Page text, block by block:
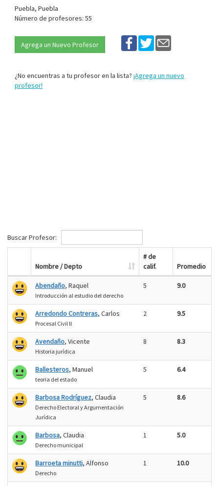
Puebla, Puebla
Número de profesores: 55
Agrega un Nuevo Profesor
¿No encuentras a tu profesor en la lista? ¡Agrega un nuevo
profesor!
Buscar Profesor:
Nombre / Depto
# de
calif.
Promedio
Abendaño, Raquel
Introducción al estudio del derecho
5 9.0
Arredondo Contreras, Carlos
Procesal Civil ll
2 9.5
Avendaño, Vicente
Historia jurídica
8 8.3
Ballesteros, Manuel
teoria del estado
5 6.4
Barbosa Rodríguez, Claudia
Derecho Electoral y Argumentación
Jurídica
5 8.6
Barbosa, Claudia
Derecho municipal
1 5.0
Barroeta minutti, Alfonso
Derecho
1 10.0